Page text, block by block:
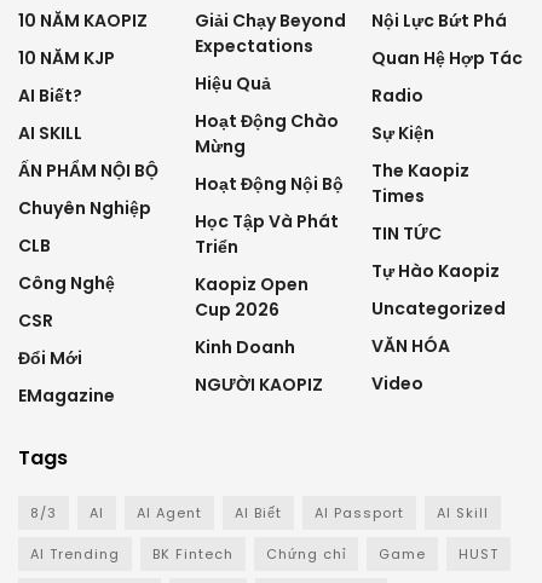
10 NĂM KAOPIZ
10 NĂM KJP
AI Biết?
AI SKILL
ẤN PHẨM NỘI BỘ
Chuyên Nghiệp
CLB
Công Nghệ
CSR
Đổi Mới
EMagazine
Giải Chạy Beyond
Expectations
Hiệu Quả
Hoạt Động Chào
Mừng
Hoạt Động Nội Bộ
Học Tập Và Phát
Triển
Kaopiz Open
Cup 2026
Kinh Doanh
NGƯỜI KAOPIZ
Nội Lực Bứt Phá
Quan Hệ Hợp Tác
Radio
Sự Kiện
The Kaopiz
Times
TIN TỨC
Tự Hào Kaopiz
Uncategorized
VĂN HÓA
Video
Tags
8/3 AI AI Agent AI Biết AI Passport AI Skill
AI Trending BK Fintech Chứng chỉ Game HUST